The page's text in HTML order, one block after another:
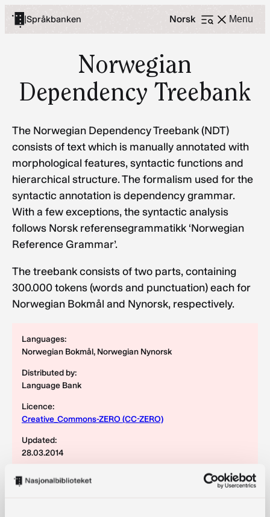
Skip
|Språkbanken Norsk Menu
Open
Norwegian
Dependency Treebank
The Norwegian Dependency Treebank (NDT)
consists of text which is manually annotated with
morphological features, syntactic functions and
hierarchical structure. The formalism used for the
syntactic annotation is dependency grammar.
With a few exceptions, the syntactic analysis
follows Norsk referensegrammatikk ‘Norwegian
Reference Grammar’.
The treebank consists of two parts, containing
300.000 tokens (words and punctuation) each for
Norwegian Bokmål and Nynorsk, respectively.
Languages:
Norwegian Bokmål, Norwegian Nynorsk
Distributed by:
Language Bank
Licence:
Creative_Commons-ZERO (CC-ZERO)
Updated:
28.03.2014
Download resources